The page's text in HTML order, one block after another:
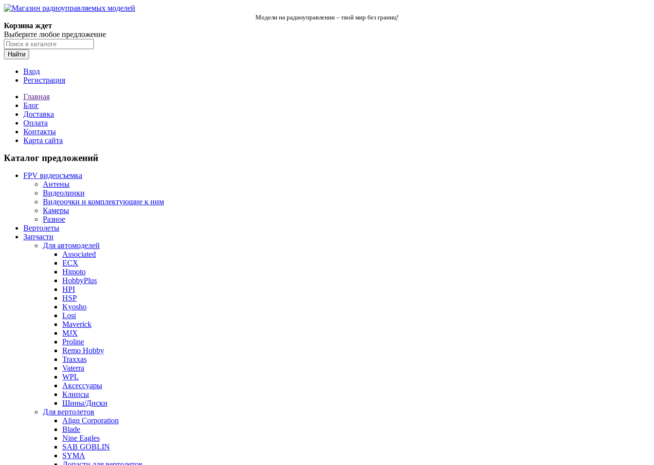
Модели на радиоуправлении – твой мир без границ!
Корзина ждет
Выберите любое предложение
Найти
Вход
Регистрация
Главная
Блог
Доставка
Оплата
Контакты
Карта сайта
Каталог предложений
FPV видеосъемка
Антены
Видеолинки
Видеоочки и комплектующие к ним
Камеры
Разное
Вертолеты
Запчасти
Для автомоделей
Associated
ECX
Himoto
HobbyPlus
HPI
HSP
Kyosho
Losi
Maverick
MJX
Proline
Remo Hobby
Traxxas
Vaterra
WPL
Аксессуары
Клипсы
Шины/Диски
Для вертолетов
Align Corporation
Blade
Nine Eagles
SAB GOBLIN
SYMA